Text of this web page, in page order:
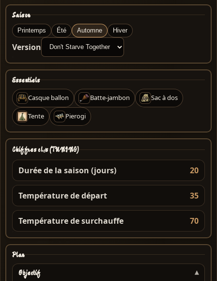
Saison
Printemps Été Automne Hiver
Version
Essentiels
Casque ballon Batte-jambon Sac à dos
Tente Pierogi
Chiffres clés (TUNING)
Durée de la saison (jours) 20
Température de départ 35
Température de surchauffe 70
Plan
Objectif